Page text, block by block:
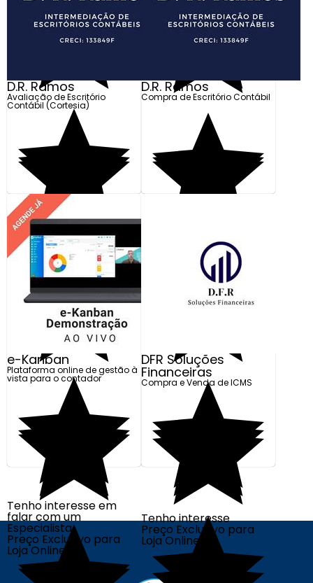
Tenho Interesse
Preço Exclusivo para
Loja Online
Tenho Interesse
Preço Exclusivo para
Tenho interesse em
falar com um
Especialista
Preço Exclusivo para
Loja Online
Tenho interesse
Preço Exclusivo para
Loja Online
D.R. Ramos
Avaliação de Escritório
Contábil (Cortesia)
D.R. Ramos
Compra de Escritório Contábil
e-Kanban
Plataforma online de gestão à
vista para o contador
DFR Soluções
Financeiras
Compra e Venda de ICMS